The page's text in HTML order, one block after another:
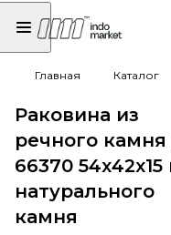
Главная Каталог
Раковина из
речного камня
66370 54х42х15
натурального
камня